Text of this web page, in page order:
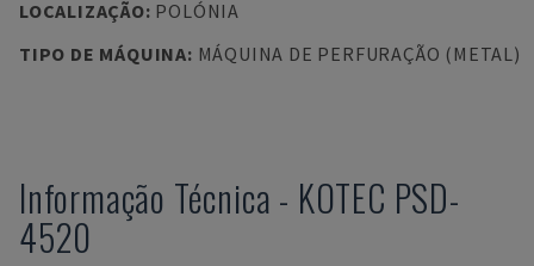
LOCALIZAÇÃO: POLÓNIA
TIPO DE MÁQUINA: MÁQUINA DE PERFURAÇÃO (METAL)
Informação Técnica - KOTEC PSD-
4520